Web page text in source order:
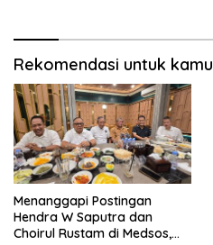
Rekomendasi untuk kamu
Menanggapi Postingan
Hendra W Saputra dan
Choirul Rustam di Medsos,